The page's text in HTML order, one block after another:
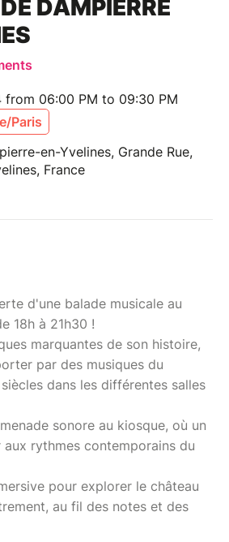
DAMPIERRE
from 06:00 PM to 09:30 PM
Paris
en-Yvelines, Grande Rue,
France
d'une balade musicale au
18h à 21h30 !
marquantes de son histoire,
par des musiques du
dans les différentes salles
sonore au kiosque, où un
rythmes contemporains du
pour explorer le château
au fil des notes et des